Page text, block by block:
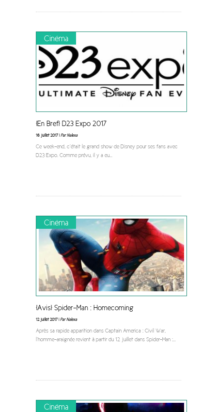
Cinéma
[En Bref] D23 Expo 2017
16 juillet 2017 |Par Nalexa
Ce week-end, c’était le grand show de Disney pour ses fans avec
D23 Expo. Comme prévu, il y a eu...
Cinéma
[Avis] Spider-Man : Homecoming
12 juillet 2017 |Par Nalexa
Après sa rapide apparition dans Captain America : Civil War,
l’homme-araignée revient à partir du 12 juillet dans Spider-Man :...
Cinéma